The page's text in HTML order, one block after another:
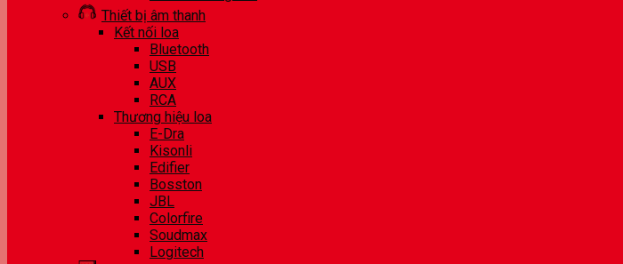
Thiết bị âm thanh
Kết nối loa
Bluetooth
USB
AUX
RCA
Thương hiệu loa
E-Dra
Kisonli
Edifier
Bosston
JBL
Colorfire
Soudmax
Logitech